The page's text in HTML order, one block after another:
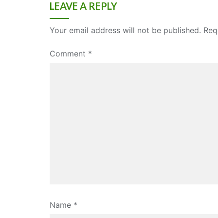
LEAVE A REPLY
Your email address will not be published.
Comment *
Name *